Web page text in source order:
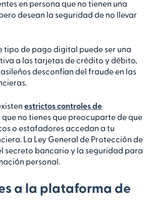
en persona que no tienen una
desean la seguridad de no llevar
tipo de pago digital puede ser una
a las tarjetas de crédito y débito,
desconfían del fraude en las
estrictos controles de
que no tienes que preocuparte de que
o estafadores accedan a tu
La Ley General de Protección de
secreto bancario y la seguridad para
personal.
a la plataforma de